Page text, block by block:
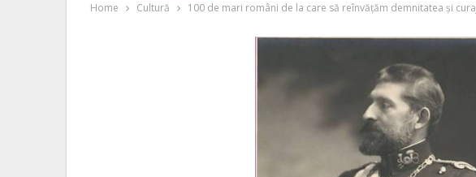
Home Cultură 100 de mari români de la care să reînvățăm demnitatea și